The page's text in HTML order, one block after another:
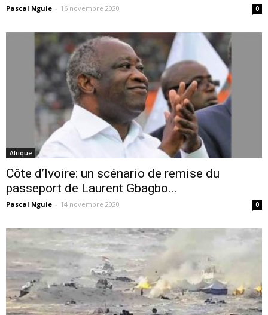
Pascal Nguie - 16 novembre 2020 0
Afrique
Côte d’Ivoire: un scénario de remise du
passeport de Laurent Gbagbo...
Pascal Nguie - 14 novembre 2020 0